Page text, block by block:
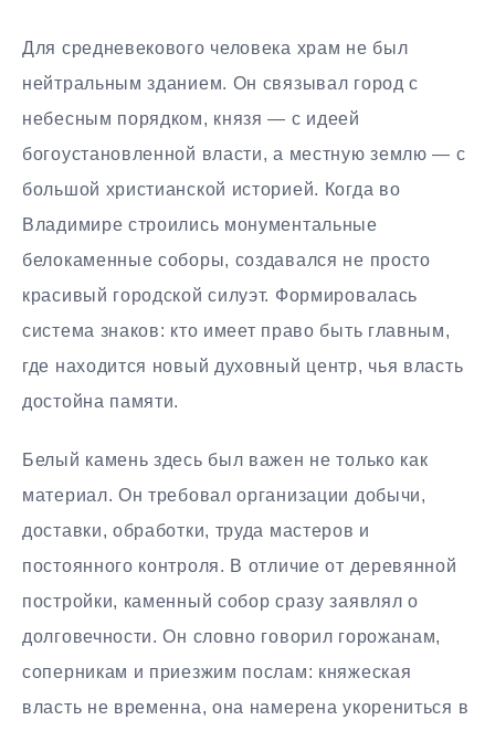
Для средневекового человека храм не был
нейтральным зданием. Он связывал город с
небесным порядком, князя — с идеей
богоустановленной власти, а местную землю — с
большой христианской историей. Когда во
Владимире строились монументальные
белокаменные соборы, создавался не просто
красивый городской силуэт. Формировалась
система знаков: кто имеет право быть главным,
где находится новый духовный центр, чья власть
достойна памяти.
Белый камень здесь был важен не только как
материал. Он требовал организации добычи,
доставки, обработки, труда мастеров и
постоянного контроля. В отличие от деревянной
постройки, каменный собор сразу заявлял о
долговечности. Он словно говорил горожанам,
соперникам и приезжим послам: княжеская
власть не временна, она намерена укорениться в